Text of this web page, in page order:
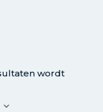
wordt